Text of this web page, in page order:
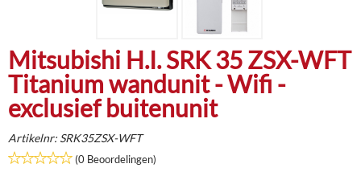
Mitsubishi H.I. SRK 35 ZSX-WFT
Titanium wandunit - Wifi -
exclusief buitenunit
Artikelnr: SRK35ZSX-WFT
(0 Beoordelingen)